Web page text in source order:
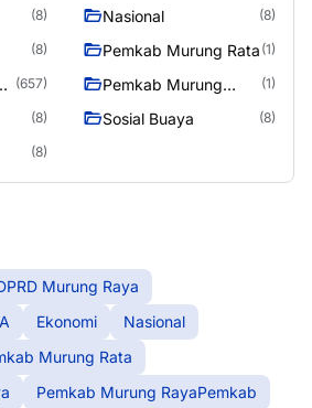
(8) Nasional (8)
(8) Pemkab Murung Rata (1)
(657)
Pemkab Murung
(1)
(8) Sosial Buaya (8)
(8)
Murung Raya
Ekonomi
Nasional
Murung Rata
Pemkab Murung RayaPemkab